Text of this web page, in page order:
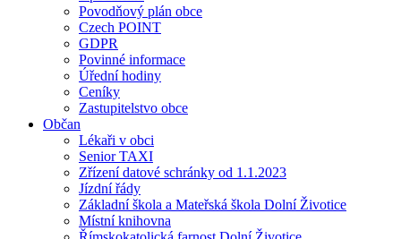
Povodňový plán obce
Czech POINT
GDPR
Povinné informace
Úřední hodiny
Ceníky
Zastupitelstvo obce
Občan
Lékaři v obci
Senior TAXI
Zřízení datové schránky od 1.1.2023
Jízdní řády
Základní škola a Mateřská škola Dolní Životice
Místní knihovna